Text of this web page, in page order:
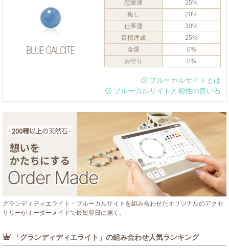
恋愛運
25%
癒し
20%
仕事運
30%
目標達成
25%
金運
0%
お守り
0%
ブルーカルサイトとは
ブルーカルサイトと相性の良い石
グランディディエライト・ブルーカルサイトを組み合わせたオリジナルのアクセ
サリーがオーダーメイドで最短翌日に届く。
「グランディディエライト」の組み合わせ人気ランキング